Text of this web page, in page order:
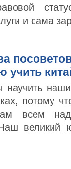
и сама
учить
потому
всем
Наш